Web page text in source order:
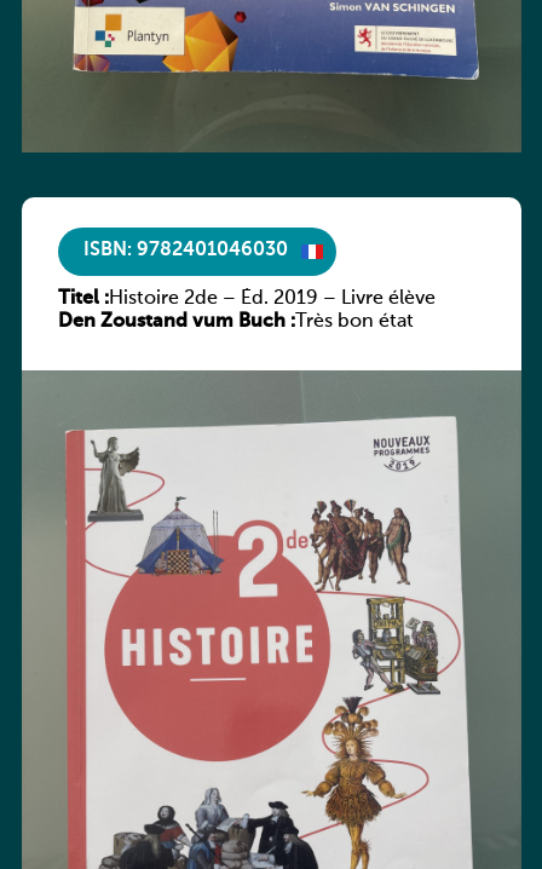
ISBN: 9782401046030
Titel :Histoire 2de – Éd. 2019 – Livre élève
Den Zoustand vum Buch :Très bon état